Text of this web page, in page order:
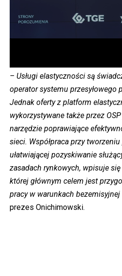
– Usługi elastyczności są
operator systemu przesyłowego
Jednak oferty z platform
wykorzystywane także przez
narzędzie poprawiające
sieci. Współpraca przy
ułatwiającej pozyskiwanie
zasadach rynkowych, wpisuje
której głównym celem jest
pracy w warunkach
prezes Onichimowski.